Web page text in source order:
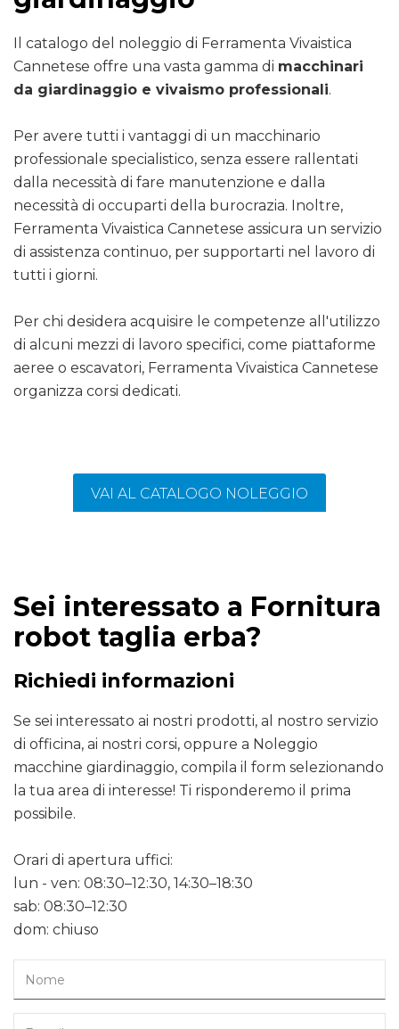
Il catalogo del noleggio di Ferramenta Vivaistica
Cannetese offre una vasta gamma di macchinari
da giardinaggio e vivaismo professionali.
Per avere tutti i vantaggi di un macchinario
professionale specialistico, senza essere rallentati
dalla necessità di fare manutenzione e dalla
necessità di occuparti della burocrazia. Inoltre,
Ferramenta Vivaistica Cannetese assicura un servizio
di assistenza continuo, per supportarti nel lavoro di
tutti i giorni.
Per chi desidera acquisire le competenze all'utilizzo
di alcuni mezzi di lavoro specifici, come piattaforme
aeree o escavatori, Ferramenta Vivaistica Cannetese
organizza corsi dedicati.
VAI AL CATALOGO NOLEGGIO
Sei interessato a Fornitura
robot taglia erba?
Richiedi informazioni
Se sei interessato ai nostri prodotti, al nostro servizio
di officina, ai nostri corsi, oppure a Noleggio
macchine giardinaggio, compila il form selezionando
la tua area di interesse! Ti risponderemo il prima
possibile.
Orari di apertura uffici:
lun - ven: 08:30–12:30, 14:30–18:30
sab: 08:30–12:30
dom: chiuso